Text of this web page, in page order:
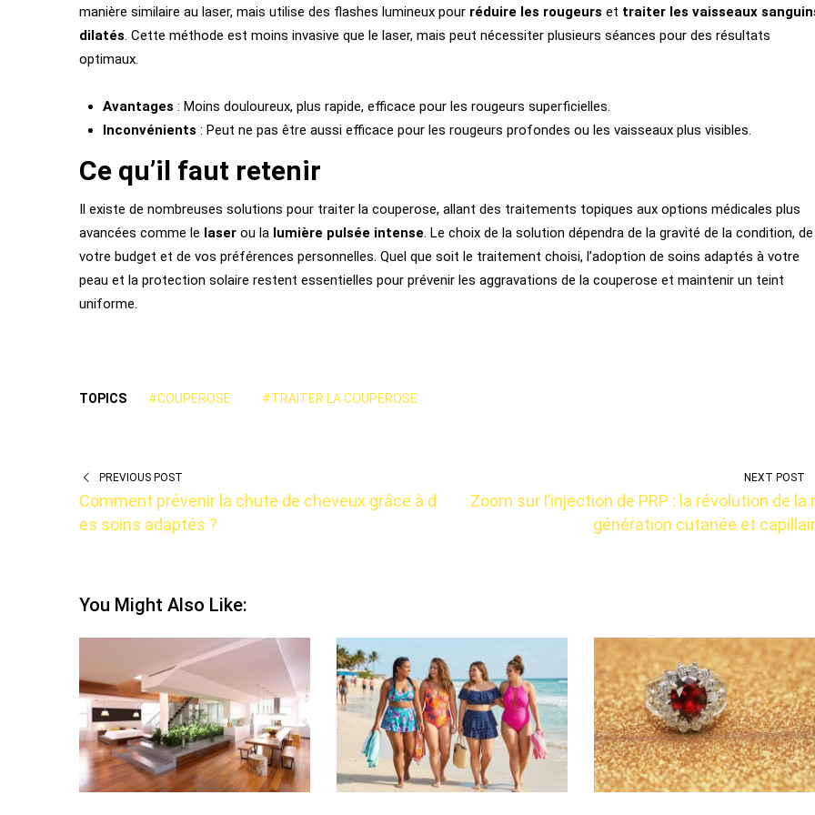
manière similaire au laser, mais utilise des flashes lumineux pour réduire les rougeurs et traiter les vaisseaux
dilatés. Cette méthode est moins invasive que le laser, mais peut nécessiter plusieurs séances pour des résultats
optimaux.
Avantages : Moins douloureux, plus rapide, efficace pour les rougeurs superficielles.
Inconvénients : Peut ne pas être aussi efficace pour les rougeurs profondes ou les vaisseaux plus visibles.
Ce qu’il faut retenir
Il existe de nombreuses solutions pour traiter la couperose, allant des traitements topiques aux options médicales plus
avancées comme le laser ou la lumière pulsée intense. Le choix de la solution dépendra de la gravité de la condition, de
votre budget et de vos préférences personnelles. Quel que soit le traitement choisi, l’adoption de soins adaptés à votre
peau et la protection solaire restent essentielles pour prévenir les aggravations de la couperose et maintenir un teint
uniforme.
TOPICS #COUPEROSE #TRAITER LA COUPEROSE
PREVIOUS POST
Comment prévenir la chute de cheveux grâce à d
es soins adaptés ?
NEXT POST
Zoom sur l’injection de PRP : la révolution de la
génération cutanée et
You Might Also Like: